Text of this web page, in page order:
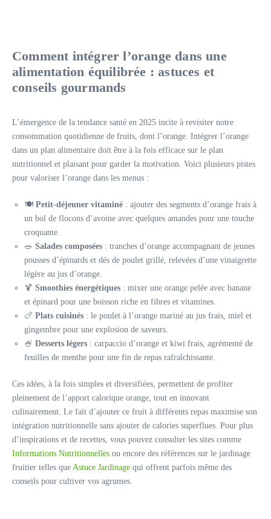
Comment intégrer l’orange dans une
alimentation équilibrée : astuces et
conseils gourmands
L’émergence de la tendance santé en 2025 incite à revisiter notre
consommation quotidienne de fruits, dont l’orange. Intégrer l’orange
dans un plan alimentaire doit être à la fois efficace sur le plan
nutritionnel et plaisant pour garder la motivation. Voici plusieurs pistes
pour valoriser l’orange dans les menus :
🍽️ Petit-déjeuner vitaminé : ajouter des segments d’orange frais à
un bol de flocons d’avoine avec quelques amandes pour une touche
croquante.
🥗 Salades composées : tranches d’orange accompagnant de jeunes
pousses d’épinards et dés de poulet grillé, relevées d’une vinaigrette
légère au jus d’orange.
🍹 Smoothies énergétiques : mixer une orange pelée avec banane
et épinard pour une boisson riche en fibres et vitamines.
🍗 Plats cuisinés : le poulet à l’orange mariné au jus frais, miel et
gingembre pour une explosion de saveurs.
🍧 Desserts légers : carpaccio d’orange et kiwi frais, agrémenté de
feuilles de menthe pour une fin de repas rafraîchissante.
Ces idées, à la fois simples et diversifiées, permettent de profiter
pleinement de l’apport calorique orange, tout en innovant
culinairement. Le fait d’ajouter ce fruit à différents repas maximise son
intégration nutritionnelle sans ajouter de calories superflues. Pour plus
d’inspirations et de recettes, vous pouvez consulter les sites comme
Informations Nutritionnelles ou encore des références sur le jardinage
fruitier telles que Astuce Jardinage qui offrent parfois même des
conseils pour cultiver vos agrumes.